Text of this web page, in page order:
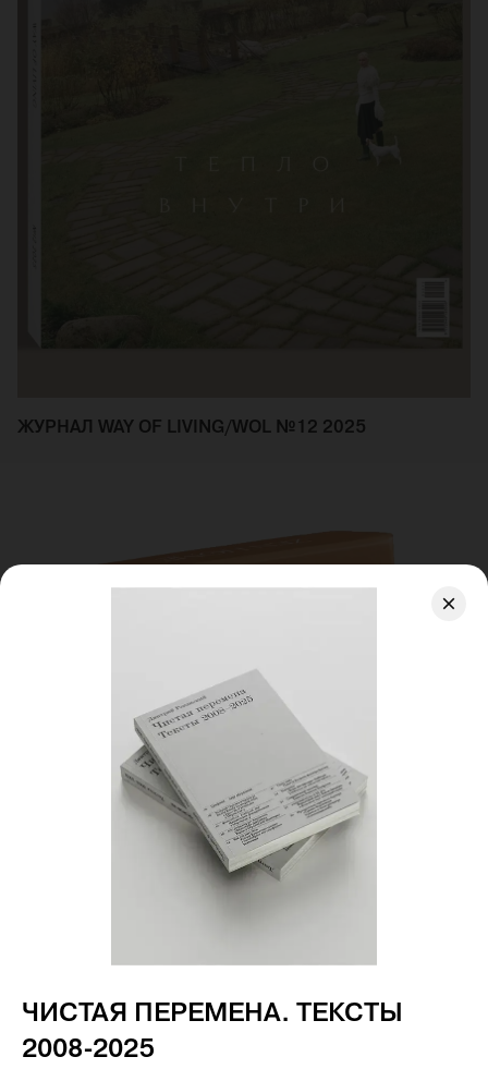
ЖУРНАЛ WAY OF LIVING/WOL №12 2025
ЧИСТАЯ ПЕРЕМЕНА. ТЕКСТЫ
2008-2025